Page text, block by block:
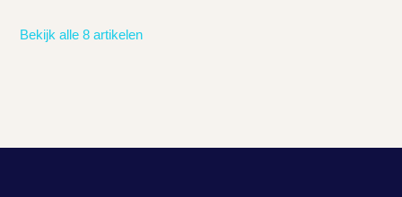
Bekijk alle 8 artikelen